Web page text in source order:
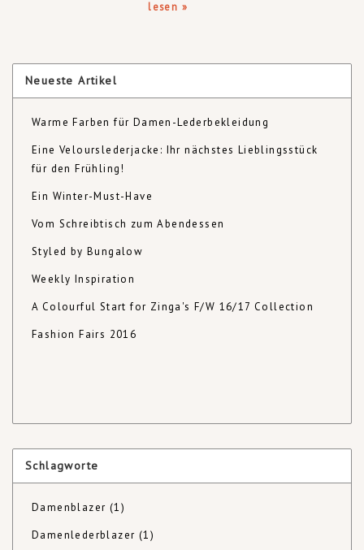
lesen »
Neueste Artikel
Warme Farben für Damen-Lederbekleidung
Eine Velourslederjacke: Ihr nächstes Lieblingsstück
für den Frühling!
Ein Winter-Must-Have
Vom Schreibtisch zum Abendessen
Styled by Bungalow
Weekly Inspiration
A Colourful Start for Zinga's F/W 16/17 Collection
Fashion Fairs 2016
Schlagworte
Damenblazer (1)
Damenlederblazer (1)